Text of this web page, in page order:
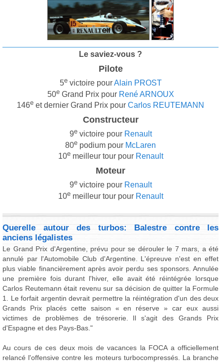
Le saviez-vous ?
Pilote
5evictoire pourAlain PROST
50eGrand Prix pour René ARNOUX
146e et dernier Grand Prix pour Carlos REUTEMANN
Constructeur
9evictoire pour Renault
80e podium pour McLaren
10emeilleur tour pour Renault
Moteur
9evictoire pour Renault
10emeilleur tour pour Renault
Querelle autour des turbos: Balestre contre les
anciens légalistes
Le Grand Prix d'Argentine, prévu pour se dérouler le 7 mars, a été
annulé par l'Automobile Club d'Argentine. L'épreuve n'est en effet
plus viable financièrement après avoir perdu ses sponsors. Annulée
une première fois durant l'hiver, elle avait été réintégrée lorsque
Carlos Reutemann était revenu sur sa décision de quitter la Formule
1. Le forfait argentin devrait permettre la réintégration d'un des deux
Grands Prix placés cette saison « en réserve » car eux aussi
victimes de problèmes de trésorerie. Il s'agit des Grands Prix
d'Espagne et des Pays-Bas."
Au cours de ces deux mois de vacances la FOCA a officiellement
relancé l'offensive contre les moteurs turbocompressés. La branche